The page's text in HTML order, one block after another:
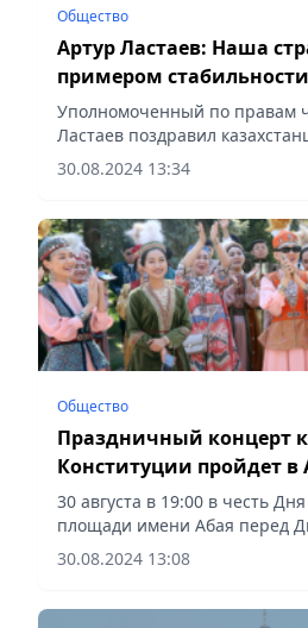
Общество
Артур Ластаев: Наша
примером стабильности
Уполномоченный по правам
Ластаев поздравил
Конституции, сообщает
30.08.2024 13:34
Общество
Праздничный концерт
Конституции пройдет
30 августа в 19:00 в честь
площади имени Абая перед
состоится грандиозный
Тәуелсіздік тірегі», сообщает
30.08.2024 13:08